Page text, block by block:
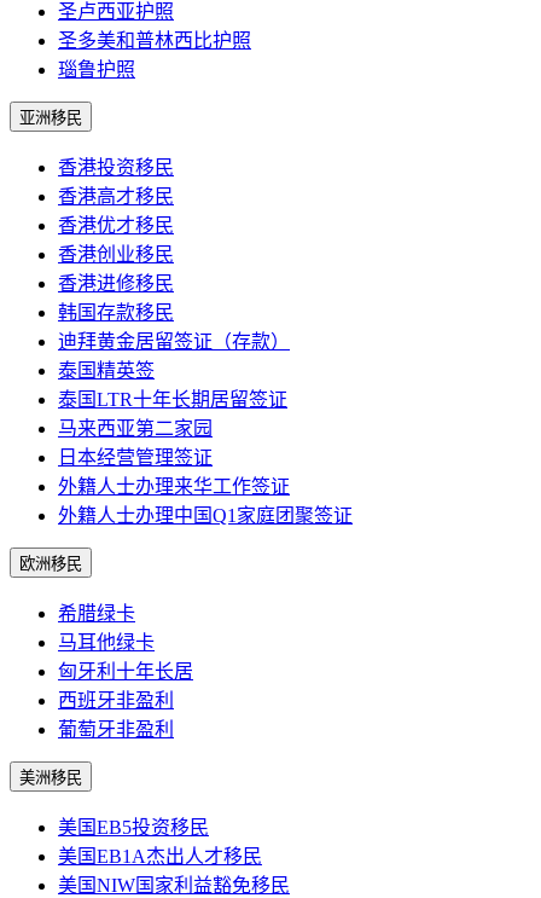
圣卢西亚护照
圣多美和普林西比护照
瑙鲁护照
亚洲移民
香港投资移民
香港高才移民
香港优才移民
香港创业移民
香港进修移民
韩国存款移民
迪拜黄金居留签证（存款）
泰国精英签
泰国LTR十年长期居留签证
马来西亚第二家园
日本经营管理签证
外籍人士办理来华工作签证
外籍人士办理中国Q1家庭团聚签证
欧洲移民
希腊绿卡
马耳他绿卡
匈牙利十年长居
西班牙非盈利
葡萄牙非盈利
美洲移民
美国EB5投资移民
美国EB1A杰出人才移民
美国NIW国家利益豁免移民